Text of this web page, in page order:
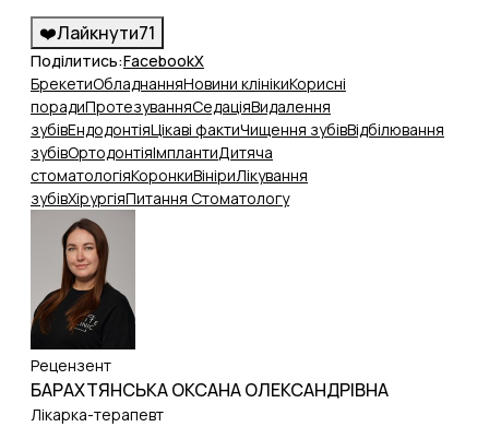
❤️Лайкнути71
Поділитись:FacebookX
БрекетиОбладнанняНовини клінікиКорисні
порадиПротезуванняСедаціяВидалення
зубівЕндодонтіяЦікаві фактиЧищення зубівВідбілювання
зубівОртодонтіяІмплантиДитяча
стоматологіяКоронкиВініриЛікування
зубівХірургіяПитання Стоматологу
Рецензент
БАРАХТЯНСЬКА ОКСАНА ОЛЕКСАНДРІВНА
Лікарка-терапевт